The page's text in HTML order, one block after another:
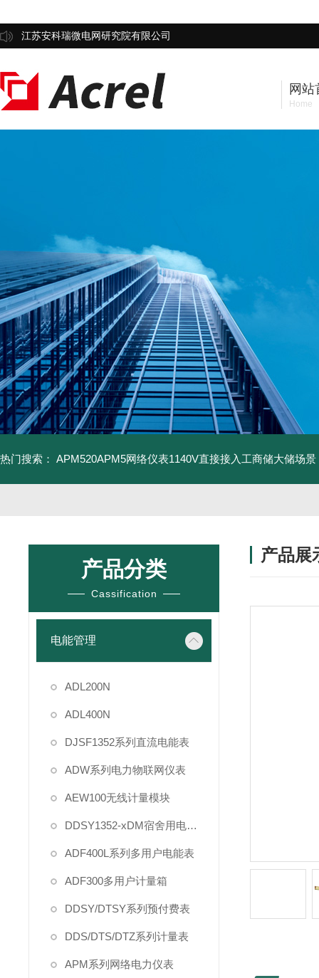
江苏安科瑞微电网研究院有限公司
网站
Home
热门搜索： APM520APM5网络仪表1140V直接接入工商储大储场景
产品分类
Cassification
电能管理
ADL200N
ADL400N
DJSF1352系列直流电能表
ADW系列电力物联网仪表
AEW100无线计量模块
DDSY1352-xDM宿舍用电管理
ADF400L系列多用户电能表
ADF300多用户计量箱
DDSY/DTSY系列预付费表
DDS/DTS/DTZ系列计量表
APM系列网络电力仪表
产品展